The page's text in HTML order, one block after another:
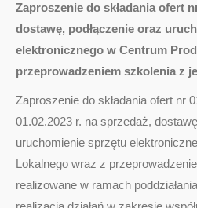
Zaproszenie do składania ofert
dostawę, podłączenie oraz
elektronicznego w Centrum
przeprowadzeniem szkolenia z
Zaproszenie do składania ofert nr
01.02.2023 r. na sprzedaż,
uruchomienie sprzętu
Lokalnego wraz z
realizowane w ramach